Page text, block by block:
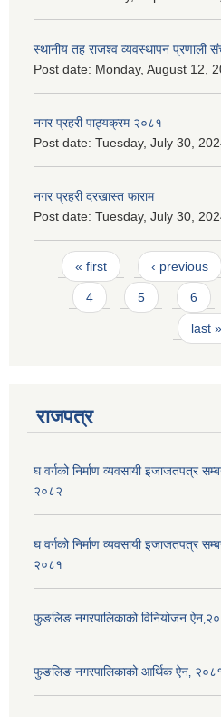
स्थानीय तह राजश्व व्यवस्थापन प्रणाली
Post date: Monday, August 12,
नगर प्रहरी पाठ्यक्रम २०८१
Post date: Tuesday, July 30,
नगर प्रहरी दरखास्त फाराम
Post date: Tuesday, July 30,
Pages
« first ‹ previous
4 5 6
last »
राजपत्र
घ वर्गको निर्माण व्यवसायी इजाजतपत्र
२०८२
घ वर्गको निर्माण व्यवसायी इजाजतपत्र
२०८१
फुङलिङ नगरपालिकाको विनियोजन
फुङलिङ नगरपालिकाको आर्थिक ऐन‚